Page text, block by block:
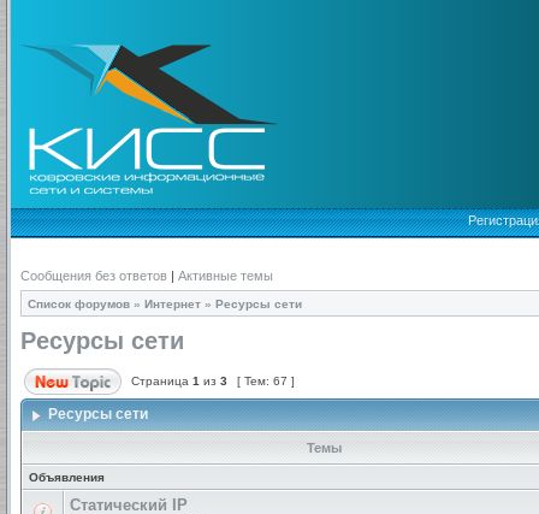
Сообщения без ответов | Активные темы
Список форумов » Интернет » Ресурсы сети
Ресурсы сети
Страница 1 из 3 [ Тем: 67 ]
Ресурсы сети
Темы
Объявления
Статический IP